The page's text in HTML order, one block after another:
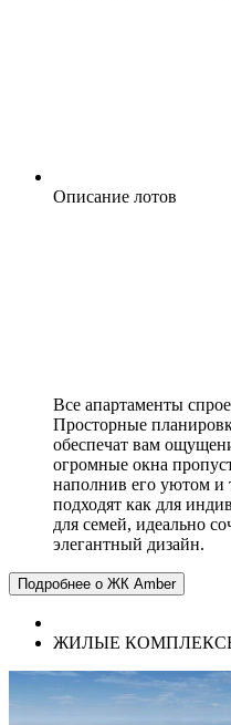
Описание лотов
Все апартаменты
Просторные
обеспечат вам
огромные окна
наполнив его уютом и
подходят как для
для семей, идеально
элегантный дизайн.
Подробнее о ЖК Amber
ЖИЛЫЕ